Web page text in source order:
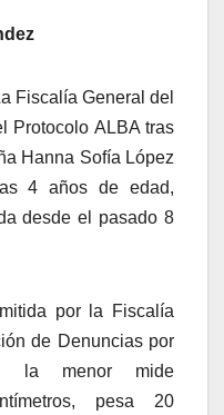
Fiscalía General del
Protocolo ALBA tras
Hanna Sofía López
4 años de edad,
desde el pasado 8
por la Fiscalía
de Denuncias por
la menor mide
pesa 20